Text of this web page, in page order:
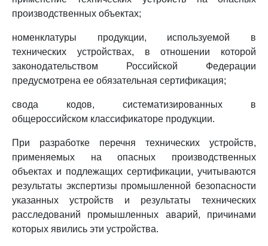
производственных объектах;
номенклатуры продукции, используемой в
технических устройствах, в отношении которой
законодательством Российской Федерации
предусмотрена ее обязательная сертификация;
свода кодов, систематизированных в
общероссийском классификаторе продукции.
При разработке перечня технических устройств,
применяемых на опасных производственных
объектах и подлежащих сертификации, учитываются
результаты экспертизы промышленной безопасности
указанных устройств и результаты технических
расследований промышленных аварий, причинами
которых явились эти устройства.